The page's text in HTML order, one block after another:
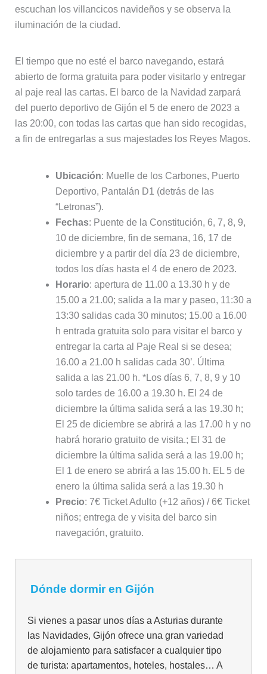
escuchan los villancicos navideños y se observa la
iluminación de la ciudad.
El tiempo que no esté el barco navegando, estará
abierto de forma gratuita para poder visitarlo y entregar
al paje real las cartas. El barco de la Navidad zarpará
del puerto deportivo de Gijón el 5 de enero de 2023 a
las 20:00, con todas las cartas que han sido recogidas,
a fin de entregarlas a sus majestades los Reyes Magos.
Ubicación: Muelle de los Carbones, Puerto
Deportivo, Pantalán D1 (detrás de las
“Letronas”).
Fechas: Puente de la Constitución, 6, 7, 8, 9,
10 de diciembre, fin de semana, 16, 17 de
diciembre y a partir del día 23 de diciembre,
todos los días hasta el 4 de enero de 2023.
Horario: apertura de 11.00 a 13.30 h y de
15.00 a 21.00; salida a la mar y paseo, 11:30 a
13:30 salidas cada 30 minutos; 15.00 a 16.00
h entrada gratuita solo para visitar el barco y
entregar la carta al Paje Real si se desea;
16.00 a 21.00 h salidas cada 30’. Última
salida a las 21.00 h. *Los días 6, 7, 8, 9 y 10
solo tardes de 16.00 a 19.30 h. El 24 de
diciembre la última salida será a las 19.30 h;
El 25 de diciembre se abrirá a las 17.00 h y no
habrá horario gratuito de visita.; El 31 de
diciembre la última salida será a las 19.00 h;
El 1 de enero se abrirá a las 15.00 h. EL 5 de
enero la última salida será a las 19.30 h
Precio: 7€ Ticket Adulto (+12 años) / 6€ Ticket
niños; entrega de y visita del barco sin
navegación, gratuito.
Dónde dormir en Gijón
Si vienes a pasar unos días a Asturias durante
las Navidades, Gijón ofrece una gran variedad
de alojamiento para satisfacer a cualquier tipo
de turista: apartamentos, hoteles, hostales… A